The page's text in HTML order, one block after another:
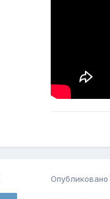
Опубликовано